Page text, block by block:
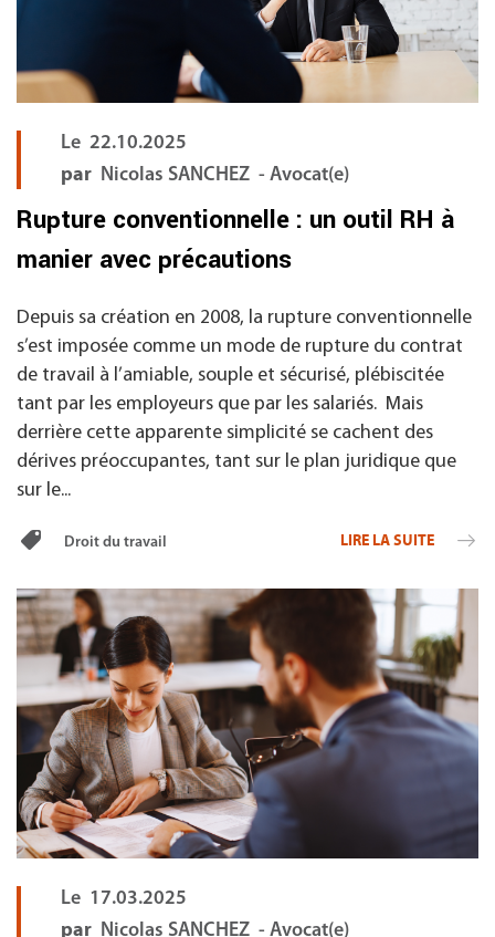
Le 22.10.2025
par Nicolas SANCHEZ - Avocat(e)
Rupture conventionnelle : un outil RH à
manier avec précautions
Depuis sa création en 2008, la rupture conventionnelle
s’est imposée comme un mode de rupture du contrat
de travail à l’amiable, souple et sécurisé, plébiscitée
tant par les employeurs que par les salariés. Mais
derrière cette apparente simplicité se cachent des
dérives préoccupantes, tant sur le plan juridique que
sur le...
Droit du travail LIRE LA SUITE
Le 17.03.2025
par Nicolas SANCHEZ - Avocat(e)